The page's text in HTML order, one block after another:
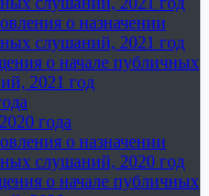
о назначении
слушаний, 2021 год
о начале публичных
2021 год
года
о назначении
слушаний, 2020 год
о начале публичных